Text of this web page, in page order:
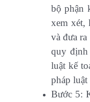
bộ phận
xem xét,
và đưa
quy định
luật kế
pháp
Bước 5: